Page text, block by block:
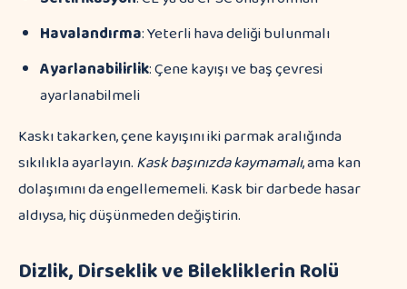
Havalandırma: Yeterli hava deliği bulunmalı
Ayarlanabilirlik: Çene kayışı ve baş çevresi
ayarlanabilmeli
Kaskı takarken, çene kayışını iki parmak aralığında
sıkılıkla ayarlayın.Kask başınızda kaymamalı, ama kan
dolaşımını da engellememeli. Kask bir darbede hasar
aldıysa, hiç düşünmeden değiştirin.
Dizlik, Dirseklik ve Bilekliklerin Rolü